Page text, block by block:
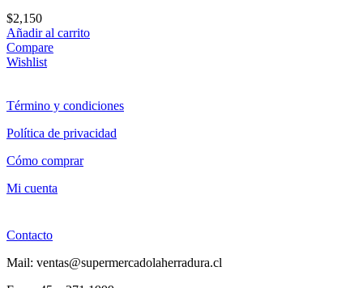
$2,150
Añadir al carrito
Compare
Wishlist
Término y condiciones
Política de privacidad
Cómo comprar
Mi cuenta
Contacto
Mail: ventas@supermercadolaherradura.cl